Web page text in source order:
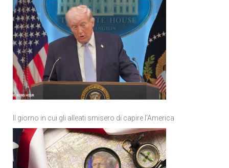
Il giorno in cui gli alleati smisero di capire l’America